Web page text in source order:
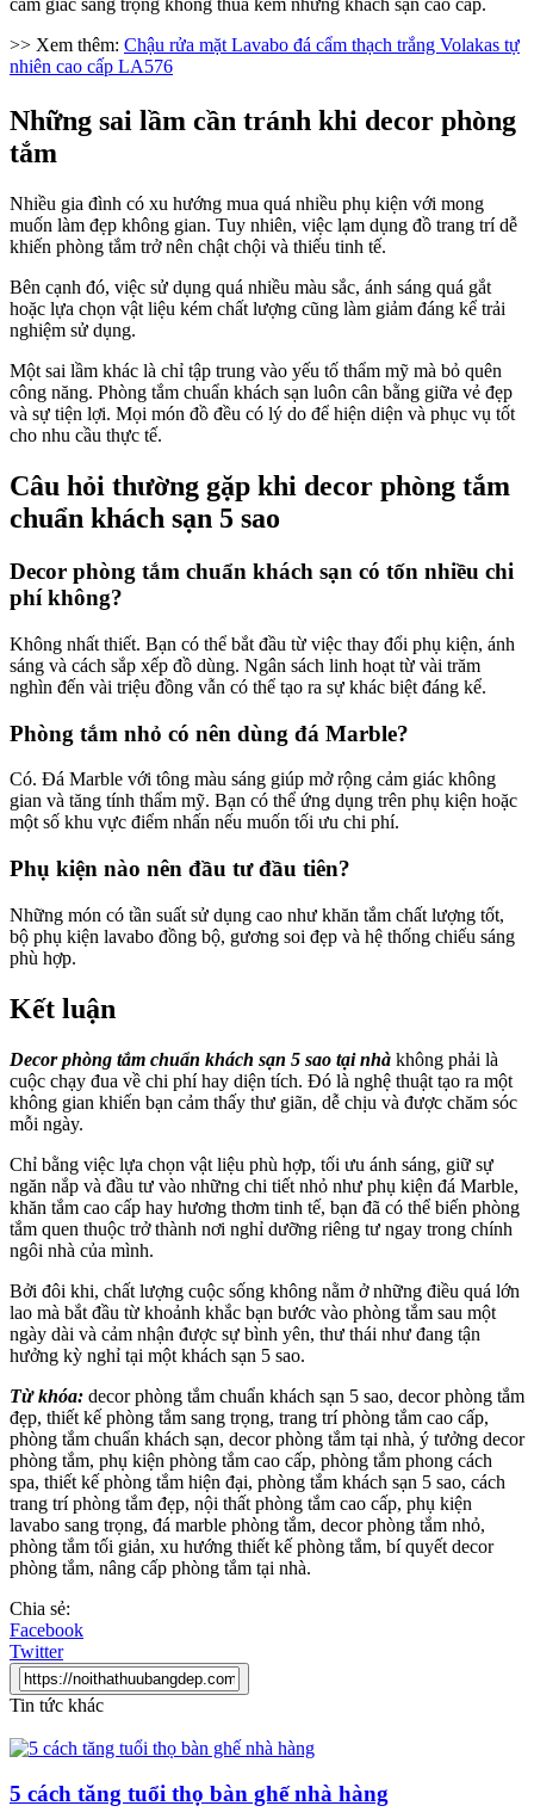
>> Xem thêm: Chậu rửa mặt Lavabo đá cẩm thạch trắng Volakas tự
nhiên cao cấp LA576
Những sai lầm cần tránh khi decor phòng
tắm
Nhiều gia đình có xu hướng mua quá nhiều phụ kiện với mong
muốn làm đẹp không gian. Tuy nhiên, việc lạm dụng đồ trang trí dễ
khiến phòng tắm trở nên chật chội và thiếu tinh tế.
Bên cạnh đó, việc sử dụng quá nhiều màu sắc, ánh sáng quá gắt
hoặc lựa chọn vật liệu kém chất lượng cũng làm giảm đáng kể trải
nghiệm sử dụng.
Một sai lầm khác là chỉ tập trung vào yếu tố thẩm mỹ mà bỏ quên
công năng. Phòng tắm chuẩn khách sạn luôn cân bằng giữa vẻ đẹp
và sự tiện lợi. Mọi món đồ đều có lý do để hiện diện và phục vụ tốt
cho nhu cầu thực tế.
Câu hỏi thường gặp khi decor phòng tắm
chuẩn khách sạn 5 sao
Decor phòng tắm chuẩn khách sạn có tốn nhiều chi
phí không?
Không nhất thiết. Bạn có thể bắt đầu từ việc thay đổi phụ kiện, ánh
sáng và cách sắp xếp đồ dùng. Ngân sách linh hoạt từ vài trăm
nghìn đến vài triệu đồng vẫn có thể tạo ra sự khác biệt đáng kể.
Phòng tắm nhỏ có nên dùng đá Marble?
Có. Đá Marble với tông màu sáng giúp mở rộng cảm giác không
gian và tăng tính thẩm mỹ. Bạn có thể ứng dụng trên phụ kiện hoặc
một số khu vực điểm nhấn nếu muốn tối ưu chi phí.
Phụ kiện nào nên đầu tư đầu tiên?
Những món có tần suất sử dụng cao như khăn tắm chất lượng tốt,
bộ phụ kiện lavabo đồng bộ, gương soi đẹp và hệ thống chiếu sáng
phù hợp.
Kết luận
Decor phòng tắm chuẩn khách sạn 5 sao tại nhà không phải là
cuộc chạy đua về chi phí hay diện tích. Đó là nghệ thuật tạo ra một
không gian khiến bạn cảm thấy thư giãn, dễ chịu và được chăm sóc
mỗi ngày.
Chỉ bằng việc lựa chọn vật liệu phù hợp, tối ưu ánh sáng, giữ sự
ngăn nắp và đầu tư vào những chi tiết nhỏ như phụ kiện đá Marble,
khăn tắm cao cấp hay hương thơm tinh tế, bạn đã có thể biến phòng
tắm quen thuộc trở thành nơi nghỉ dưỡng riêng tư ngay trong chính
ngôi nhà của mình.
Bởi đôi khi, chất lượng cuộc sống không nằm ở những điều quá lớn
lao mà bắt đầu từ khoảnh khắc bạn bước vào phòng tắm sau một
ngày dài và cảm nhận được sự bình yên, thư thái như đang tận
hưởng kỳ nghỉ tại một khách sạn 5 sao.
Từ khóa: decor phòng tắm chuẩn khách sạn 5 sao, decor phòng tắm
đẹp, thiết kế phòng tắm sang trọng, trang trí phòng tắm cao cấp,
phòng tắm chuẩn khách sạn, decor phòng tắm tại nhà, ý tưởng decor
phòng tắm, phụ kiện phòng tắm cao cấp, phòng tắm phong cách
spa, thiết kế phòng tắm hiện đại, phòng tắm khách sạn 5 sao, cách
trang trí phòng tắm đẹp, nội thất phòng tắm cao cấp, phụ kiện
lavabo sang trọng, đá marble phòng tắm, decor phòng tắm nhỏ,
phòng tắm tối giản, xu hướng thiết kế phòng tắm, bí quyết decor
phòng tắm, nâng cấp phòng tắm tại nhà.
Chia sẻ:
Facebook
Twitter
Tin tức khác
5 cách tăng tuổi thọ bàn ghế nhà hàng